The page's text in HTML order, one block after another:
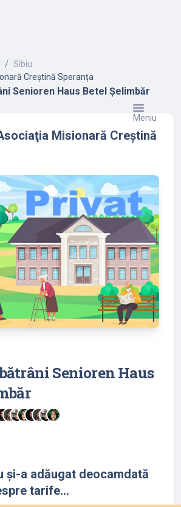
Sibiu
Creștină Speranța
Senioren Haus Betel Șelimbăr
Meniu
Misionară Creștină
Senioren Haus
și-a adăugat deocamdată
tarife...